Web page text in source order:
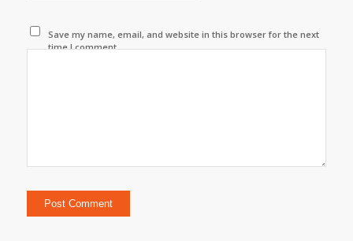
Save my name, email, and website in this browser for the next
time I comment.